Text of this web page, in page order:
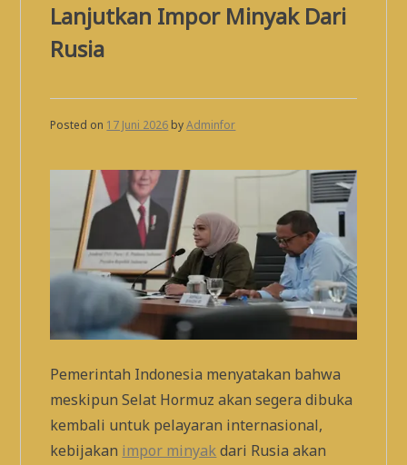
Lanjutkan Impor Minyak Dari
Rusia
Posted on 17 Juni 2026 byAdminfor
Pemerintah Indonesia menyatakan bahwa
meskipun Selat Hormuz akan segera dibuka
kembali untuk pelayaran internasional,
kebijakan impor minyakdari Rusia akan